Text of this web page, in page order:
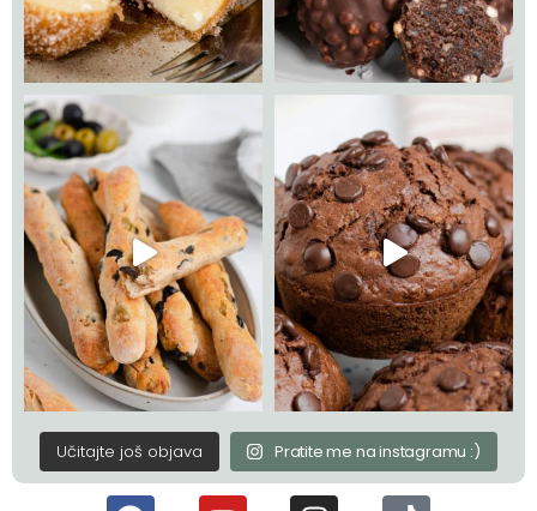
Učitajte još objava Pratite me na instagramu :)